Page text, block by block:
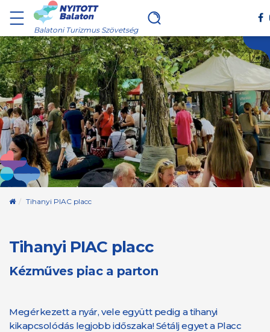
Balatoni Turizmus Szövetség
Kezdőoldal
Tihanyi PIAC placc
Tihanyi PIAC placc
Kézműves piac a parton
Megérkezett a nyár, vele együtt pedig a tihanyi
kikapcsolódás legjobb időszaka! Sétálj egyet a Placc